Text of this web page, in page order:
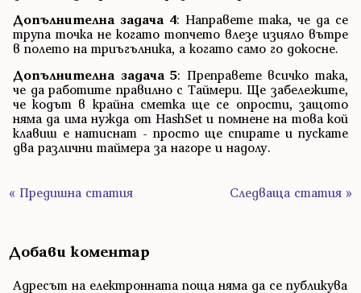
Допълнителна задача 4: Направете така, че да се
трупа точка не когато топчето влезе изцяло вътре
в полето на триъгълника, а когато само го докосне.
Допълнителна задача 5: Преправете всичко така,
че да работите правилно с Таймери. Ще забележите,
че кодът в крайна сметка ще се опрости, защото
няма да има нужда от HashSet и помнене на това кой
клавиш е натиснат - просто ще спирате и пускате
два различни таймера за нагоре и надолу.
« Предишна статия Следваща статия »
Добави коментар
Адресът на електронната поща няма да се публикува